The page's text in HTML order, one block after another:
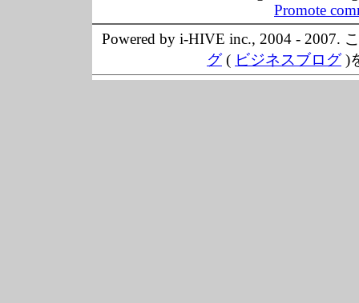
Promote
Powered by i-HIVE inc., 2004 - 2007.
グ( ビジネスブログ)